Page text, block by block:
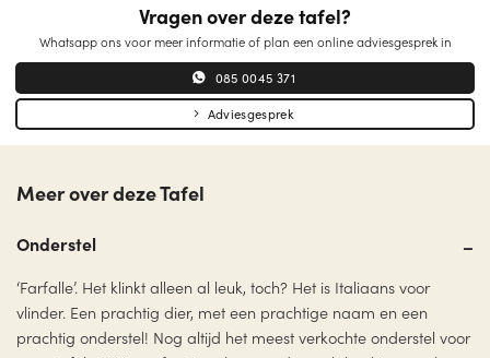
Vragen over deze tafel?
Whatsapp ons voor meer informatie of plan een online adviesgesprek in
085 0045 371
Adviesgesprek
Meer over deze Tafel
Onderstel
‘Farfalle’. Het klinkt alleen al leuk, toch? Het is Italiaans voor
vlinder. Een prachtig dier, met een prachtige naam en een
prachtig onderstel! Nog altijd het meest verkochte onderstel voor